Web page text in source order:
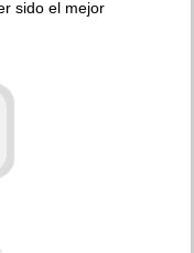
sido el mejor